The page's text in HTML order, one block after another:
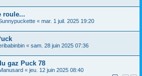
roule...
« mar. 1 juil. 2025 19:20
« sam. 28 juin 2025 07:36
gaz Puck 78
« jeu. 12 juin 2025 08:40